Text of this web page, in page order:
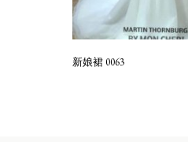
新娘裙 0063